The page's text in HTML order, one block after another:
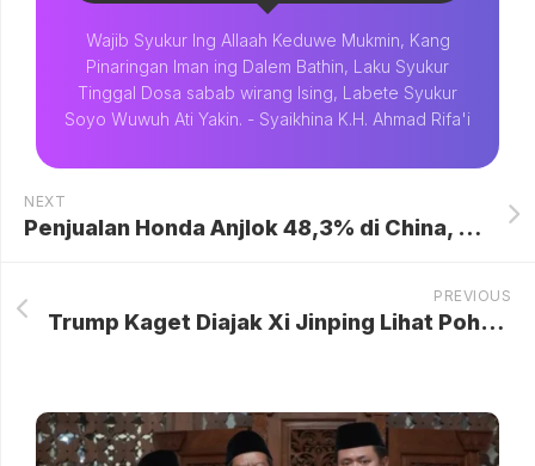
Wajib Syukur Ing Allaah Keduwe Mukmin, Kang
Pinaringan Iman ing Dalem Bathin, Laku Syukur
Tinggal Dosa sabab wirang Ising, Labete Syukur
Soyo Wuwuh Ati Yakin. - Syaikhina K.H. Ahmad Rifa'i
NEXT
Penjualan Honda Anjlok 48,3% di China, Model-Model Ini Terancam Disuntik Mati dan Pabrik Ditutup
PREVIOUS
Trump Kaget Diajak Xi Jinping Lihat Pohon Berusia Ratusan Tahun